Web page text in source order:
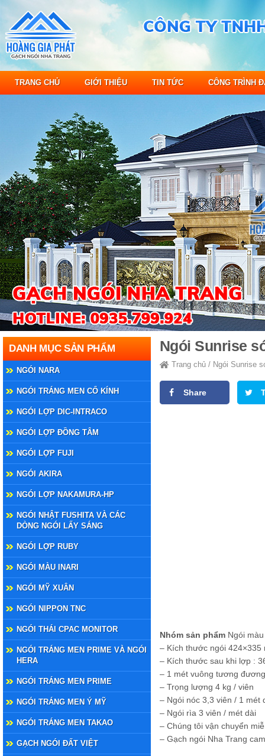
TRANG CHỦ GIỚI THIỆU TIN TỨC CÔNG TRÌNH
DANH MỤC SẢN PHẨM
NGÓI NARA
NGÓI TRÁNG MEN CỔ KÍNH
NGÓI LỢP DIC-INTRACO
NGÓI LỢP ĐỒNG TÂM
NGÓI LỢP FUJI
NGÓI AKIRA
NGÓI LỢP NAKAMURA-HP
NGÓI NHẬT FUSHITA VÀ CÁC
DÒNG NGÓI LẤY SÁNG
NGÓI LỢP RUBY
NGÓI MÀU INARI
NGÓI MỸ XUÂN
NGÓI NIPPON TNC
NGÓI THÁI CPAC MONITOR
NGÓI TRÁNG MEN PRIME VÀ NGÓI
HERA
NGÓI TRÁNG MEN PRIME
NGÓI TRÁNG MEN Ý MỸ
NGÓI TRÁNG MEN TAKAO
GẠCH NGÓI ĐẤT VIỆT
Ngói Sunrise
Trang chủ / Ngói Sunrise
Share
Nhóm sản phẩm Ngói
– Kích thước ngói 424×335
– Kích thước sau khi lợp :
– 1 mét vuông tương
– Trọng lượng 4 kg / viên
– Ngói nóc 3,3 viên / 1 mét
– Ngói rìa 3 viên / mét dài
– Chúng tôi vận chuyển
– Gạch ngói Nha Trang